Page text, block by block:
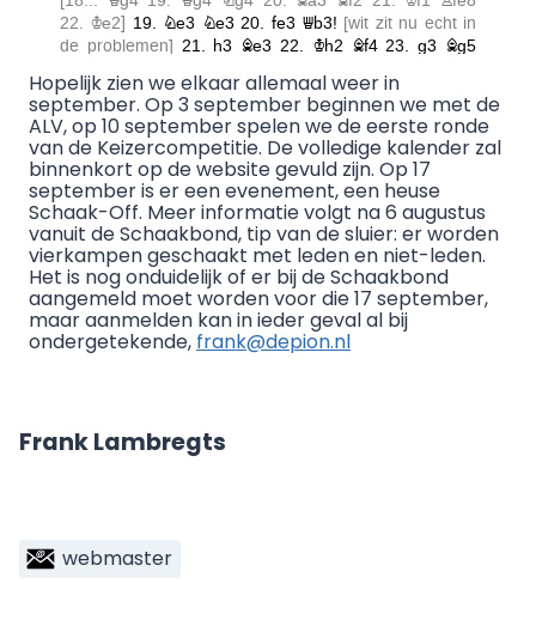
Hopelijk zien we elkaar allemaal weer in
september. Op 3 september beginnen we met de
ALV, op 10 september spelen we de eerste ronde
van de Keizercompetitie. De volledige kalender zal
binnenkort op de website gevuld zijn. Op 17
september is er een evenement, een heuse
Schaak-Off. Meer informatie volgt na 6 augustus
vanuit de Schaakbond, tip van de sluier: er worden
vierkampen geschaakt met leden en niet-leden.
Het is nog onduidelijk of er bij de Schaakbond
aangemeld moet worden voor die 17 september,
maar aanmelden kan in ieder geval al bij
ondergetekende, frank@depion.nl
Frank Lambregts
webmaster